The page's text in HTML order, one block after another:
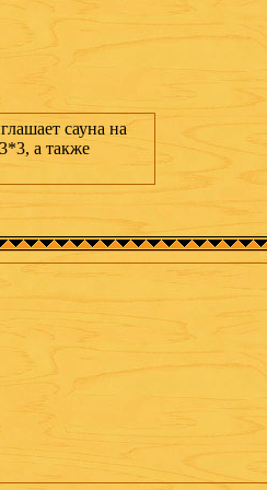
сауна на
а также